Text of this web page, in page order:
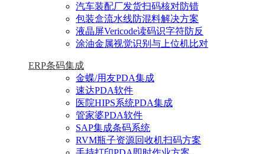
汽车装配厂发货扫码核对防错
包装盒流水线防混料解决方案
液晶屏Vericode读码识字符防反
涂油金属视觉识别与上位机比对
ERP条码集成
金蝶/用友PDA集成
速达PDA软件
医院HIPS系统PDA集成
管家婆PDA软件
SAP集成条码系统
RVM瓶子资源回收机扫码方案